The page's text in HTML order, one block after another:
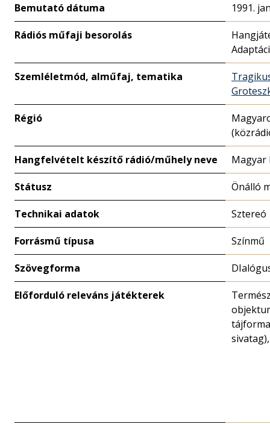
Bemutató dátuma 1991.
Rádiós műfaji besorolás
Szemléletmód, alműfaj, tematika
Régió
Hangfelvételt készítő rádió/műhely neve Magyar
Státusz Önálló
Technikai adatok Sztereó
Forrásmű típusa Színmű
Szövegforma
Előforduló releváns játékterek